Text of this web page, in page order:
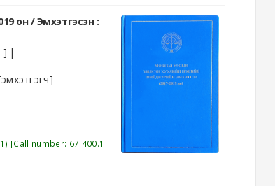
он /Эмхэтгэсэн :
]
Call number: 67.400.1